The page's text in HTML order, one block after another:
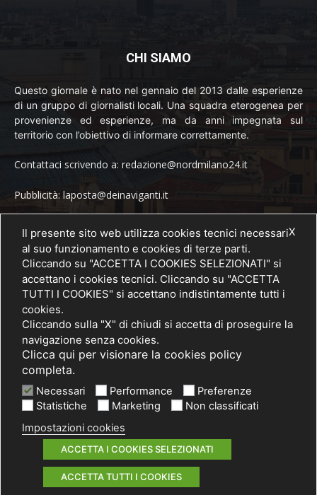
CHI SIAMO
Questo giornale è nato nel gennaio del 2013 dalle esperienze
di un gruppo di giornalisti locali. Una squadra eterogenea per
provenienze ed esperienze, ma da anni impegnata sul
territorio con l’obiettivo di informare correttamente.
Contattaci scrivendo a: redazione@nordmilano24.it
Pubblicità: laposta@deinaviganti.it
SEGUICI
© 2021 PRIMA Società Cooperativa Sociale a r.l. - P. IVA / C.F.
03075750962
Informativa privacy Cookies policy
Note legali
by ACsite, web agency Milano
X
Il presente sito web utilizza cookies tecnici necessari
al suo funzionamento e cookies di terze parti.
Cliccando su "ACCETTA I COOKIES SELEZIONATI" si
accettano i cookies tecnici. Cliccando su "ACCETTA
TUTTI I COOKIES" si accettano indistintamente tutti i
cookies.
Cliccando sulla "X" di chiudi si accetta di proseguire la
navigazione senza cookies.
Clicca qui per visionare la cookies policy
completa.
Necessari Performance
Preferenze
Statistiche
Marketing
Non classificati
Impostazioni cookies
ACCETTA I COOKIES SELEZIONATI
ACCETTA TUTTI I COOKIES